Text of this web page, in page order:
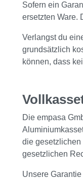
Sofern ein
ersetzten Ware.
Verlangst du
grundsätzlich
können, dass
Die empasa
die gesetzlichen
gesetzlichen
Unsere